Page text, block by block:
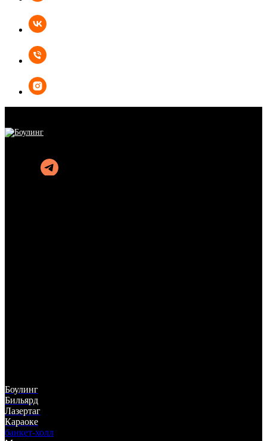
АФИША
АКЦИИ
ОРГАНИЗАЦИЯ ПРАЗДНИКОВ
ПОДАРОЧНЫЕ СЕРТИФИКАТЫ
Боулинг
Бильярд
Лазертаг
Караоке
банкет-холл